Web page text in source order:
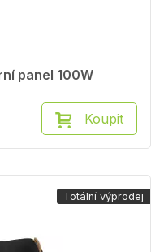
panel 100W
Koupit
Totální výprodej